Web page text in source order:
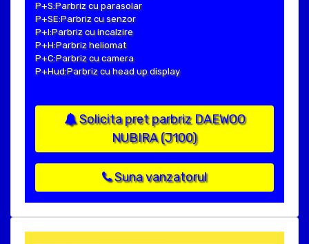
P+S:Parbriz cu parasolar
P+SE:Parbriz cu senzor
P+I:Parbriz cu incalzire
P+H:Parbriz heliomat
P+C:Parbriz cu camera
P+Hud:Parbriz cu head up display
Solicita pret parbriz DAEWOO
NUBIRA (J100)
Suna vanzatorul